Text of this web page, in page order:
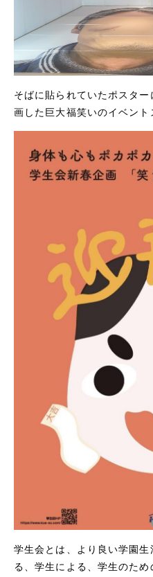
そばに貼られていたポスタ
画した巨大福笑いのイベント
学生会とは、より良い学園
る、学生による、学生のた